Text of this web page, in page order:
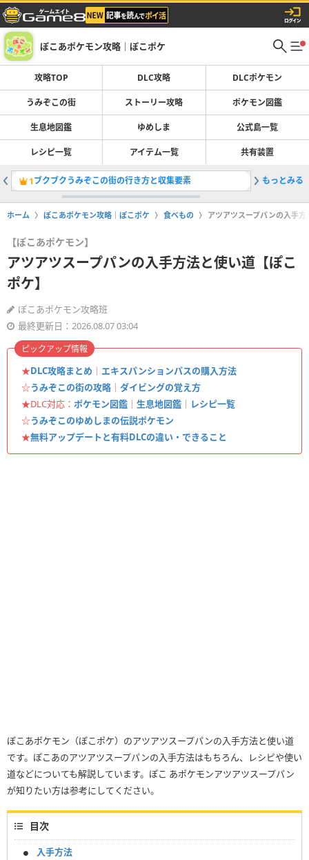
ぽこあポケモン攻略｜ぽこポケ
攻略TOP DLC攻略 DLCポケモン
うみぞこの街 ストーリー攻略 ポケモン図鑑
生息地図鑑 ゆめしま 公式島一覧
レシピ一覧 アイテム一覧 共有装置
1ブクブクうみぞこの街の行き方と収集要素 2ブクブ
もっとみる
ホーム ぽこあポケモン攻略｜ぽこポケ 食べもの アツアツスープパンの入手
【ぽこあポケモン】
アツアツスープパンの入手方法と使い道【ぽこ
ポケ】
ぽこあポケモン攻略班
最終更新日：2026.08.07 03:04
★DLC攻略まとめ ｜ エキスパンションパスの購入方法
☆うみぞこの街の攻略 ｜ ダイビングの覚え方
★DLC対応： ポケモン図鑑 ｜ 生息地図鑑 ｜ レシピ一覧
☆うみぞこのゆめしまの伝説ポケモン
★無料アップデートと有料DLCの違い・できること
ピックアップ情報
ぽこあポケモン（ぽこポケ）のアツアツスープパンの入手方法と使い道
です。ぽこあのアツアツスープパンの入手方法はもちろん、レシピや使い
道などについても解説しています。ぽこ あポケモンアツアツスープパン
が知りたい方は参考にしてください。
目次
入手方法